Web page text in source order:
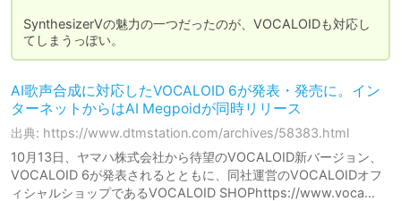
SynthesizerVの魅力の一つだったのが、VOCALOIDも対応し
てしまうっぽい。
AI歌声合成に対応したVOCALOID 6が発表・発売に。イン
ターネットからはAI Megpoidが同時リリース
出典: https://www.dtmstation.com/archives/58383.html
10月13日、ヤマハ株式会社から待望のVOCALOID新バージョン、
VOCALOID 6が発表されるとともに、同社運営のVOCALOIDオフ
ィシャルショップであるVOCALOID SHOPhttps://www.voca...